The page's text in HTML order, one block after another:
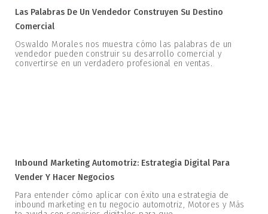
Las Palabras De Un Vendedor Construyen Su Destino
Comercial
Oswaldo Morales nos muestra cómo las palabras de un
vendedor pueden construir su desarrollo comercial y
convertirse en un verdadero profesional en ventas.
Inbound Marketing Automotriz: Estrategia Digital Para
Vender Y Hacer Negocios
Para entender cómo aplicar con éxito una estrategia de
inbound marketing en tu negocio automotriz, Motores y Más